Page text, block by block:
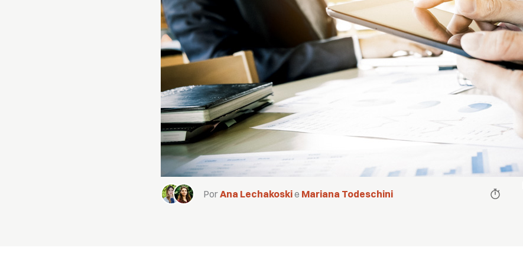
PorAna Lechakoskie Mariana Todeschini